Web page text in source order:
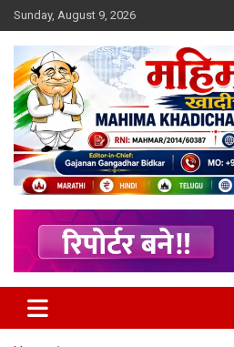
Skip
to
content
Sunday, August 9, 2026
Mahimakhadicha